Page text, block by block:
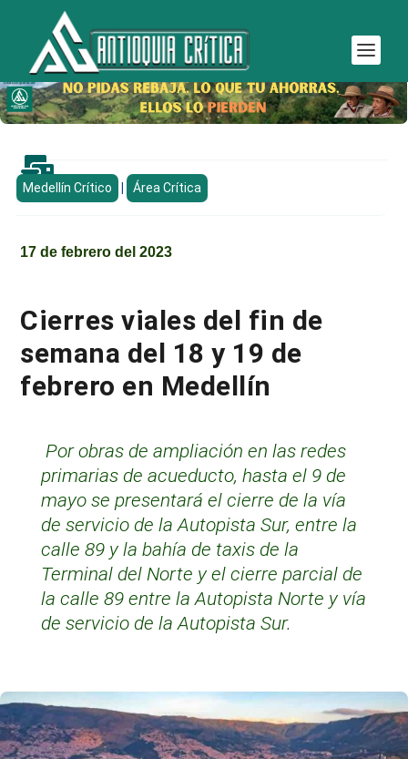

Medellín Crítico Área Crítica
17 de febrero del 2023
Cierres viales del fin de
semana del 18 y 19 de
febrero en Medellín
Por obras de ampliación en las redes
primarias de acueducto, hasta el 9 de
mayo se presentará el cierre de la vía
de servicio de la Autopista Sur, entre la
calle 89 y la bahía de taxis de la
Terminal del Norte y el cierre parcial de
la calle 89 entre la Autopista Norte y vía
de servicio de la Autopista Sur.